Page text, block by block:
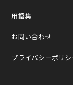
用語集
お問い合わせ
プライバシーポリシ